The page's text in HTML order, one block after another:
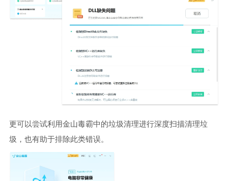
更可以尝试利用金山毒霸中的垃圾清理进行深度扫描清理垃
圾，也有助于排除此类错误。